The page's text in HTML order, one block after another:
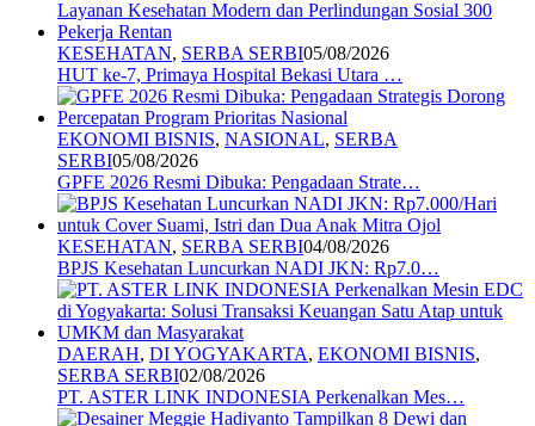
KESEHATAN, SERBA SERBI05/08/2026
HUT ke-7, Primaya Hospital Bekasi Utara …
EKONOMI BISNIS, NASIONAL, SERBA
SERBI05/08/2026
GPFE 2026 Resmi Dibuka: Pengadaan Strate…
KESEHATAN, SERBA SERBI04/08/2026
BPJS Kesehatan Luncurkan NADI JKN: Rp7.0…
DAERAH, DI YOGYAKARTA, EKONOMI BISNIS,
SERBA SERBI02/08/2026
PT. ASTER LINK INDONESIA Perkenalkan Mes…